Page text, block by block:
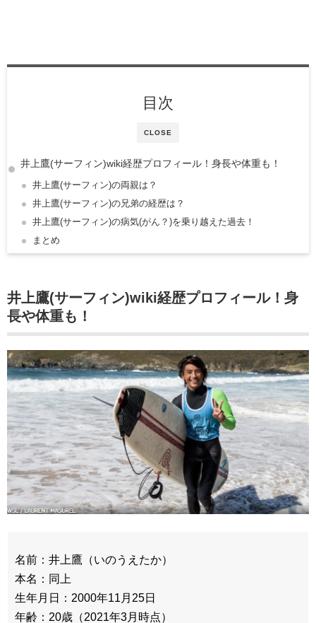
CLOSE
目次
井上鷹(サーフィン)wiki経歴プロフィール！身長や体重も！
井上鷹(サーフィン)の両親は？
井上鷹(サーフィン)の兄弟の経歴は？
井上鷹(サーフィン)の病気(がん？)を乗り越えた過去！
まとめ
井上鷹(サーフィン)wiki経歴プロフィール！身
長や体重も！
名前：井上鷹（いのうえたか）
本名：同上
生年月日：2000年11月25日
年齢：20歳（2021年3月時点）